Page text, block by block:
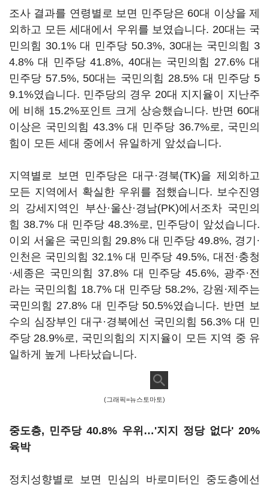
조사 결과를 연령별로 보면 민주당은 60대 이상을 제
외하고 모든 세대에서 우위를 보였습니다. 20대는 국
민의힘 30.1% 대 민주당 50.3%, 30대는 국민의힘 3
4.8% 대 민주당 41.8%, 40대는 국민의힘 27.6% 대
민주당 57.5%, 50대는 국민의힘 28.5% 대 민주당 5
9.1%였습니다. 민주당의 경우 20대 지지율이 지난주
에 비해 15.2%포인트 크게 상승했습니다. 반면 60대
이상은 국민의힘 43.3% 대 민주당 36.7%로, 국민의
힘이 모든 세대 중에서 유일하게 앞섰습니다.
지역별로 보면 민주당은 대구·경북(TK)을 제외하고
모든 지역에서 확실한 우위를 점했습니다. 보수진영
의 강세지역인 부산·울산·경남(PK)에서조차 국민의
힘 38.7% 대 민주당 48.3%로, 민주당이 앞섰습니다.
이외 서울은 국민의힘 29.8% 대 민주당 49.8%, 경기·
인천은 국민의힘 32.1% 대 민주당 49.5%, 대전·충청
·세종은 국민의힘 37.8% 대 민주당 45.6%, 광주·전
라는 국민의힘 18.7% 대 민주당 58.2%, 강원·제주는
국민의힘 27.8% 대 민주당 50.5%였습니다. 반면 보
수의 심장부인 대구·경북에선 국민의힘 56.3% 대 민
주당 28.9%로, 국민의힘의 지지율이 모든 지역 중 유
일하게 높게 나타났습니다.
(그래픽=뉴스토마토)
중도층, 민주당 40.8% 우위…'지지 정당 없다' 20%
육박
정치성향별로 보면 민심의 바로미터인 중도층에선